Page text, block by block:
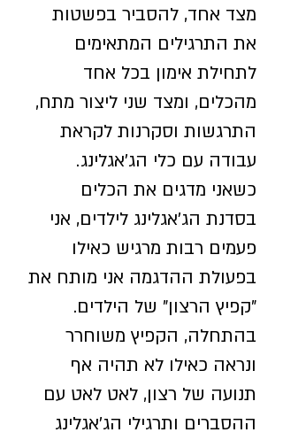
מצד אחד, להסביר בפשטות
את התרגילים המתאימים
לתחילת אימון בכל אחד
מהכלים, ומצד שני ליצור מתח,
התרגשות וסקרנות לקראת
עבודה עם כלי הג'אגלינג.
כשאני מדגים את הכלים
בסדנת הג'אגלינג לילדים, אני
פעמים רבות מרגיש כאילו
בפעולת ההדגמה אני מותח את
"קפיץ הרצון" של הילדים.
בהתחלה, הקפיץ משוחרר
ונראה כאילו לא תהיה אף
תנועה של רצון, לאט לאט עם
ההסברים ותרגילי הג'אגלינג